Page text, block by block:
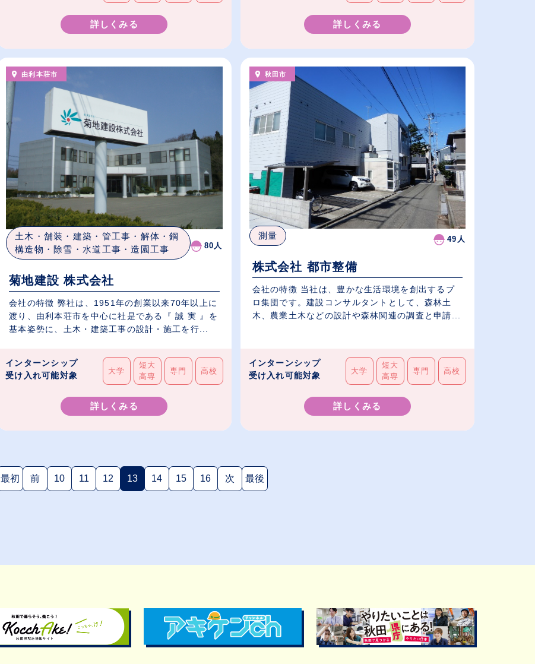
詳しくみる 詳しくみる
由利本荘市
土木・舗装・建築・管工事・解体・鋼
構造物・除雪・水道工事・造園工事
80人
菊地建設 株式会社
会社の特徴 弊社は、1951年の創業以来70年以上に
渡り、由利本荘市を中心に社是である『 誠 実 』を
基本姿勢に、土木・建築工事の設計・施工を行...
インターンシップ
受け入れ可能対象
大学
短大
高専
専門 高校
詳しくみる
秋田市
測量 49人
株式会社 都市整備
会社の特徴 当社は、豊かな生活環境を創出するプ
ロ集団です。建設コンサルタントとして、森林土
木、農業土木などの設計や森林関連の調査と申請...
インターンシップ
受け入れ可能対象
大学
短大
高専
専門 高校
詳しくみる
最初 前 10 11 12 13(現在のページ)
14 15 16 次 最後